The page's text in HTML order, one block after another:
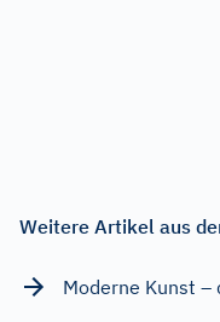
Weitere Artikel aus
Moderne Kunst –